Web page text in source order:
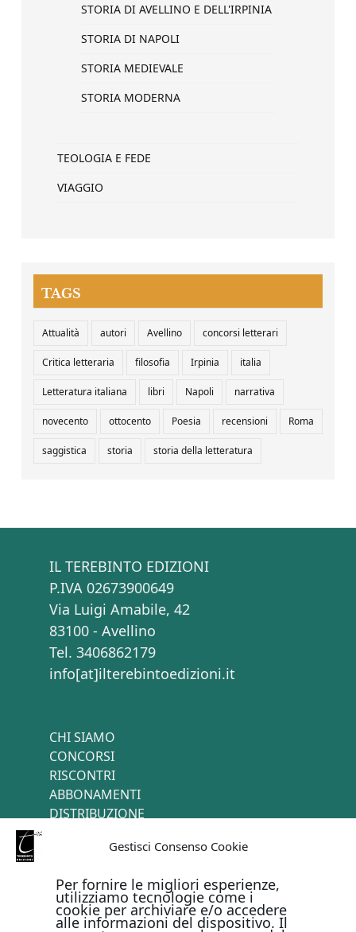
Gestisci Consenso Cookie
Per fornire le migliori esperienze,
utilizziamo tecnologie come i
cookie per archiviare e/o accedere
alle informazioni del dispositivo. Il
STORIA DI AVELLINO E DELL'IRPINIA
STORIA DI NAPOLI
STORIA MEDIEVALE
STORIA MODERNA
TEOLOGIA E FEDE
VIAGGIO
TAGS
Attualità autori Avellino concorsi letterari
Critica letteraria filosofia Irpinia italia
Letteratura italiana libri Napoli narrativa
novecento ottocento Poesia recensioni Roma
saggistica storia storia della letteratura
IL TEREBINTO EDIZIONI
P.IVA 02673900649
Via Luigi Amabile, 42
83100 - Avellino
Tel. 3406862179
info[at]ilterebintoedizioni.it
CHI SIAMO
CONCORSI
RISCONTRI
ABBONAMENTI
DISTRIBUZIONE
PAGAMENTI ONLINE CON